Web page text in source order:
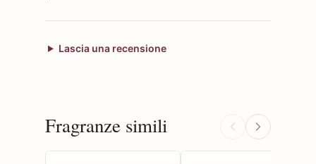
Lascia una recensione
Fragranze simili